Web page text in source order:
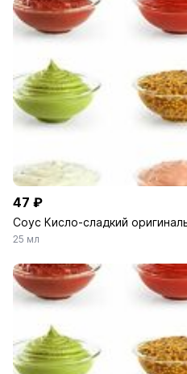
47 ₽
Соус Кисло-сладкий
25 мл